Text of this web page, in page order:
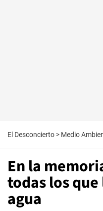
El Desconcierto > Medio
En la
todas los
agua